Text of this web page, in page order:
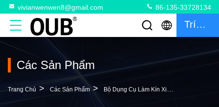
vivianwenwen8@gmail.com 86-135-33728134
Trích Dẫn
Các Sản Phẩm
Trang Chủ > Các Sản Phẩm > Bộ Dụng Cụ Làm Kín Xi Lanh